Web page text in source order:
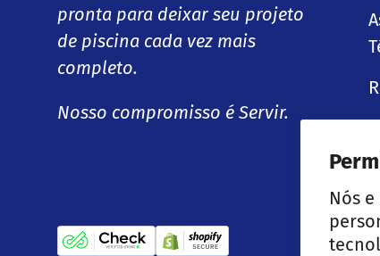
Nós
pronta para deixar seu projeto
de piscina cada vez mais
completo.
Nosso compromisso é Servir.